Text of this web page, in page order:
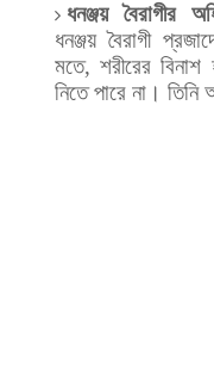
ধনঞ্জয়
বৈরাগীর
ধনঞ্জয় বৈরাগী
মতে,শরীরের বিনাশ
নিতে পারে না। তিনি